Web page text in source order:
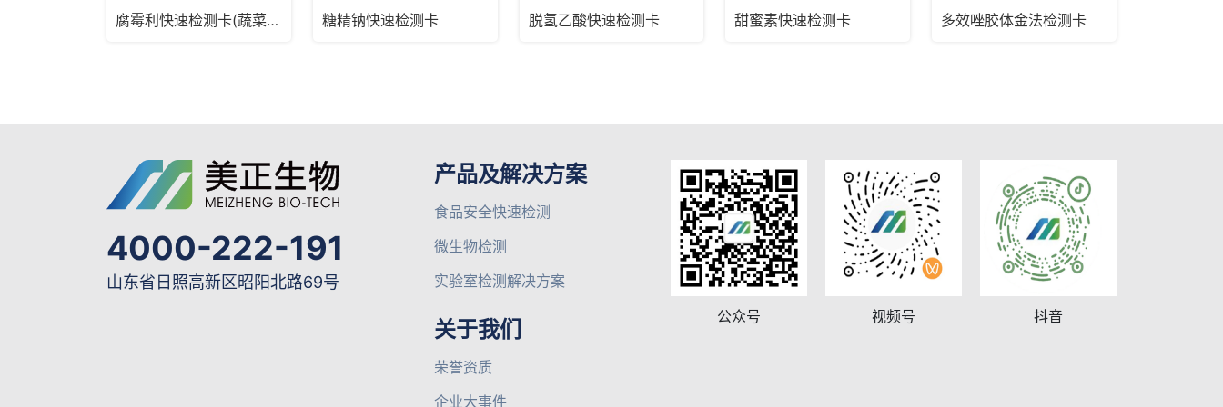
腐霉利快速检测卡(蔬菜瓜果) 糖精钠快速检测卡 脱氢乙酸快速检测卡 甜蜜素快速检测卡 多效唑胶体金法检测卡
4000-222-191
山东省日照高新区昭阳北路69号
产品及解决方案
食品安全快速检测
微生物检测
实验室检测解决方案
关于我们
荣誉资质
企业大事件
公众号 视频号 抖音